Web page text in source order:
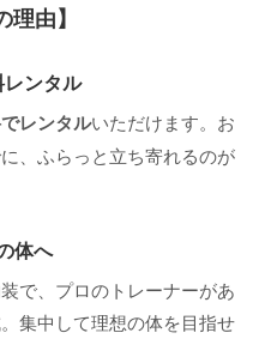
理由】
ンタル
レンタルいただけます。お
、ふらっと立ち寄れるのが
体へ
で、プロのトレーナーがあ
集中して理想の体を目指せ